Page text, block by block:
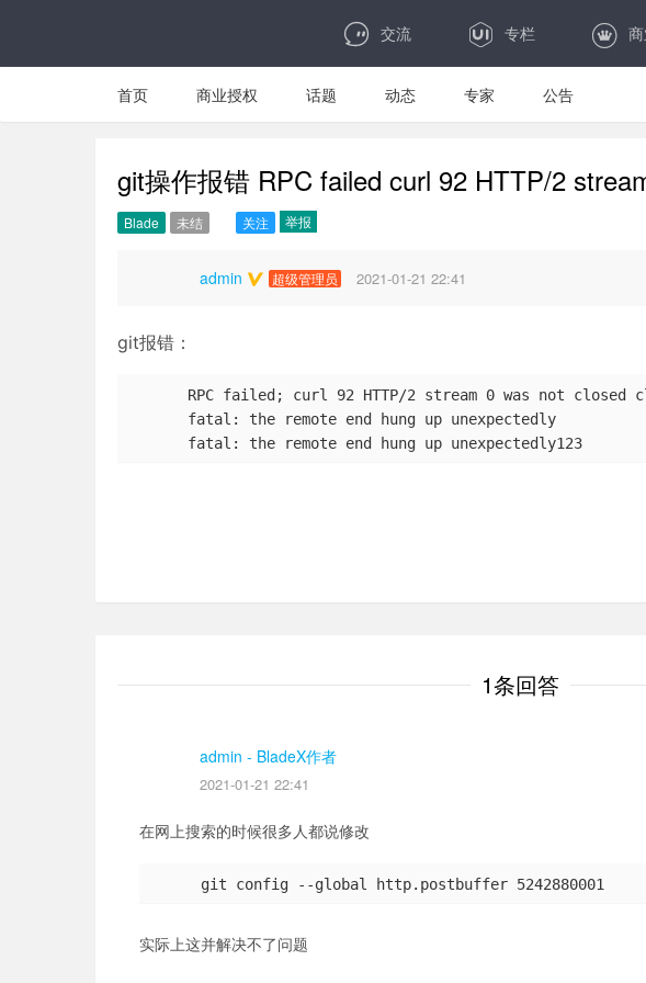
交流 专栏
首页 商业授权 话题 动态 专家 公告
git操作报错 RPC failed curl 92 HTTP/2
Blade 未结 关注 举报
admin 超级管理员 2021-01-21 22:41
git报错：
RPC failed; curl 92 HTTP/2 stream 0 was not closed
fatal: the remote end hung up unexpectedly
fatal: the remote end hung up unexpectedly123
1条回答
admin - BladeX作者
2021-01-21 22:41
在网上搜索的时候很多人都说修改
git config --global http.postbuffer 5242880001
实际上这并解决不了问题